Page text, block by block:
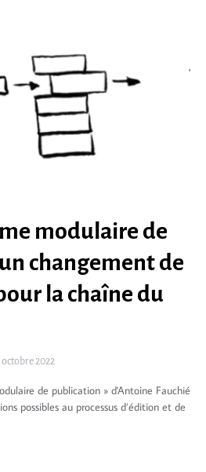
modulaire de
changement de
la chaîne du
octobre 2022
de publication » d'Antoine Fauchié
possibles au processus d’édition et de